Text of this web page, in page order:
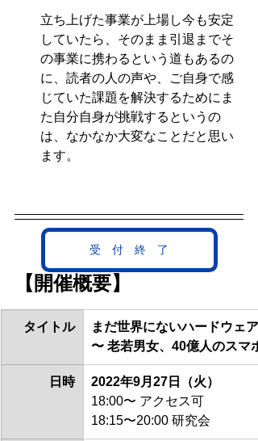
立ち上げた事業が上場し今も安定
していたら、そのまま引退までそ
の事業に携わるという道もあるの
に、読者の人の声や、ご自身で感
じていた課題を解決するためにま
た自分自身が挑戦するというの
は、なかなか大変なことだと思い
ます。
受 付 終 了
【開催概要】
タイトル
まだ世界にないハードウェ
〜 老若男女、40億人のスマ
日時
2022年9月27日（火）
18:00〜 アクセス可
18:15〜20:00 研究会